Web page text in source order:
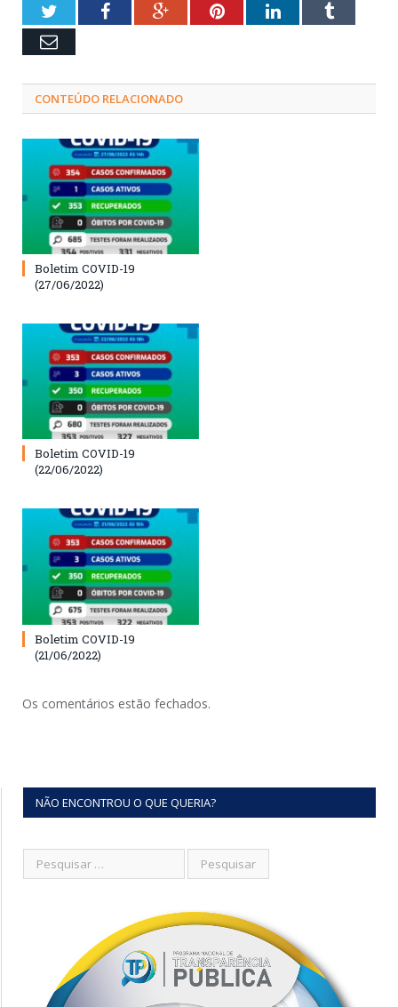
TwitterFacebookGoogle+PinterestLinkedInTumblr
Email
CONTEÚDO RELACIONADO
Boletim COVID-19
(27/06/2022)
Boletim COVID-19
(22/06/2022)
Boletim COVID-19
(21/06/2022)
Os comentários estão fechados.
NÃO ENCONTROU O QUE QUERIA?